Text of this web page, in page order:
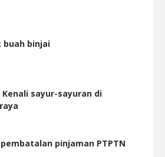
buah binjai
Kenali sayur-sayuran di
pembatalan pinjaman PTPTN